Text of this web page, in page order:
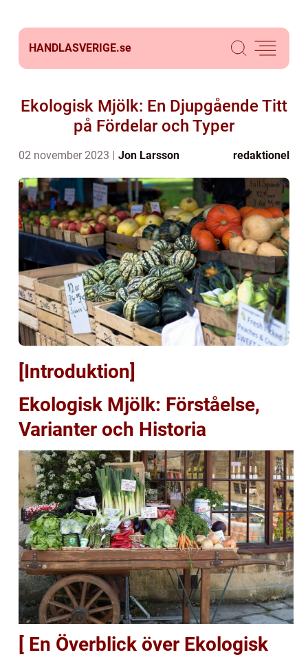
HANDLASVERIGE.se
Ekologisk Mjölk: En Djupgående Titt
på Fördelar och Typer
02 november 2023 Jon Larsson redaktionel
[Introduktion]
Ekologisk Mjölk: Förståelse,
Varianter och Historia
[ En Överblick över Ekologisk